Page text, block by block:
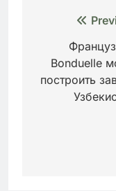
записям
Bonduelle
построить